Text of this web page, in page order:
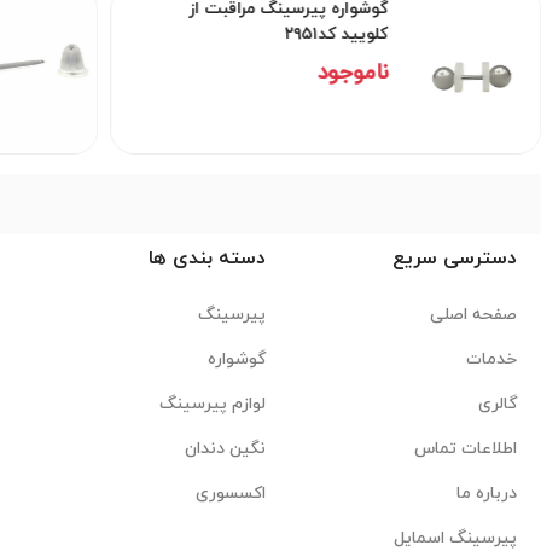
گوشواره پیرسینگ مراقبت از
کلویید کد۲۹۵۱
ناموجود
دسترسی سریع
صفحه اصلی
خدمات
گالری
اطلاعات تماس
درباره ما
پیرسینگ اسمایل
دسته بندی ها
پیرسینگ
گوشواره
لوازم پیرسینگ
نگین دندان
اکسسوری